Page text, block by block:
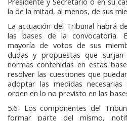
la de la mitad, al menos, de sus
La actuación del Tribunal habrá
las bases de la convocatoria.
mayoría de votos de sus
dudas y propuestas que
normas contenidas en estas
resolver las cuestiones que
adoptar las medidas
orden en lo no previsto en las
5.6- Los componentes del
formar parte del mismo,